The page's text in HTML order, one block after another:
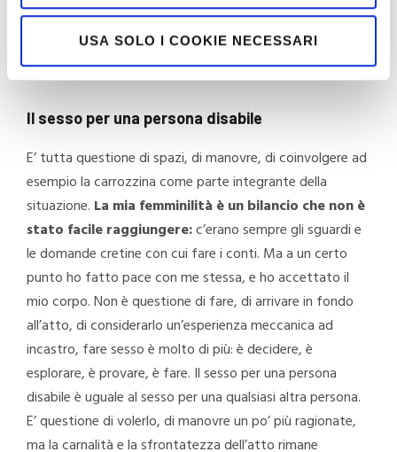
USA SOLO I COOKIE NECESSARI
società. Piovono domande che meriterebbero, spesso,
risposte mute: Come fanno a farlo? Chi lo fa con loro?
Il sesso per una persona disabile
E’ tutta questione di spazi, di manovre, di coinvolgere ad
esempio la carrozzina come parte integrante della
situazione. La mia femminilità è un bilancio che non è
stato facile raggiungere:c’erano sempre gli sguardi e
le domande cretine con cui fare i conti. Ma a un certo
punto ho fatto pace con me stessa, e ho accettato il
mio corpo. Non è questione di fare, di arrivare in fondo
all’atto, di considerarlo un’esperienza meccanica ad
incastro, fare sesso è molto di più: è decidere, è
esplorare, è provare, è fare. Il sesso per una persona
disabile è uguale al sesso per una qualsiasi altra persona.
E’ questione di volerlo, di manovre un po’ più ragionate,
ma la carnalità e la sfrontatezza dell’atto rimane